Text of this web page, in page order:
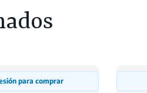
para comprar